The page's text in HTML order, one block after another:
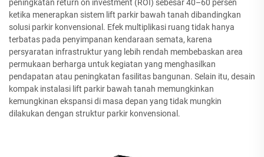
peningkatan return on investment (ROI) sebesar 40–60 persen
ketika menerapkan sistem lift parkir bawah tanah dibandingkan
solusi parkir konvensional. Efek multiplikasi ruang tidak hanya
terbatas pada penyimpanan kendaraan semata, karena
persyaratan infrastruktur yang lebih rendah membebaskan area
permukaan berharga untuk kegiatan yang menghasilkan
pendapatan atau peningkatan fasilitas bangunan. Selain itu, desain
kompak instalasi lift parkir bawah tanah memungkinkan
kemungkinan ekspansi di masa depan yang tidak mungkin
dilakukan dengan struktur parkir konvensional.